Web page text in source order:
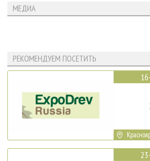
МЕДИА
РЕКОМЕНДУЕМ ПОСЕТИТЬ